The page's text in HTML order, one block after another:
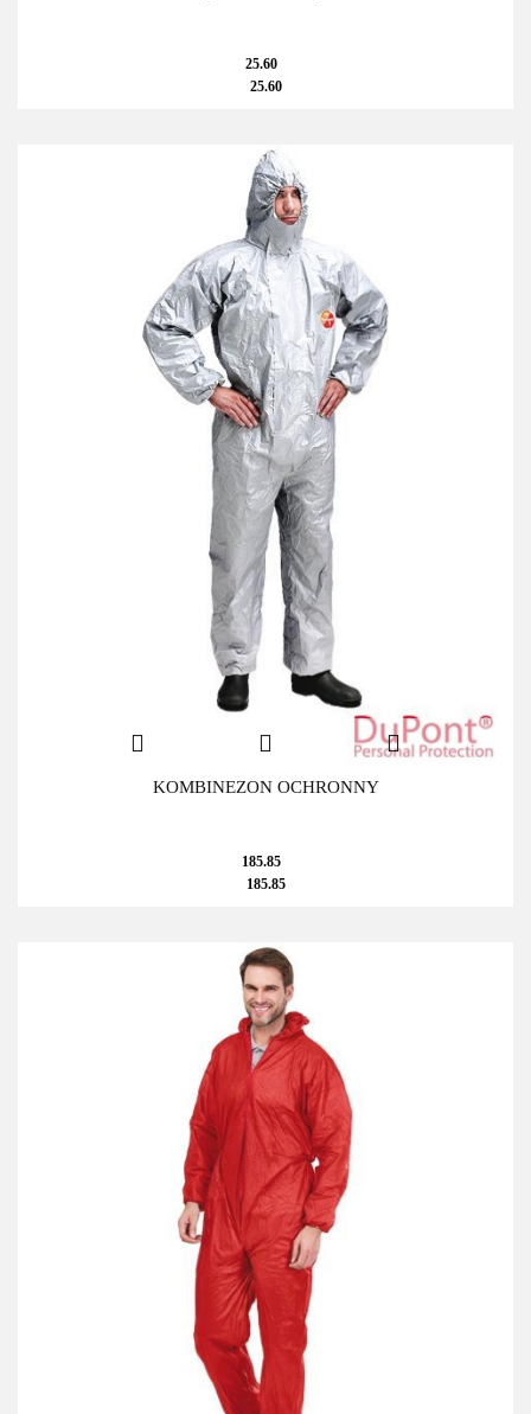
25.60
25.60
KOMBINEZON OCHRONNY
185.85
185.85